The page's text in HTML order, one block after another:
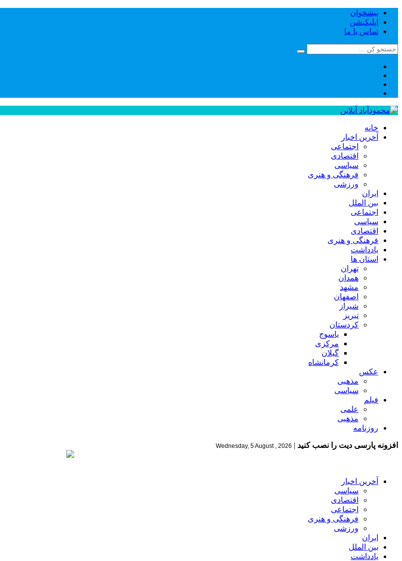
پیشخوان
اپلیکیشن
تماس با ما
خانه
آخرین اخبار
اجتماعی
اقتصادی
سیاسی
فرهنگی و هنری
ورزشی
ایران
بین الملل
اجتماعی
سیاسی
اقتصادی
فرهنگی و هنری
یادداشت
استان ها
تهران
همدان
مشهد
اصفهان
شیراز
تبریز
کردستان
یاسوج
مرکزی
گیلان
کرمانشاه
عکس
مذهبی
سیاسی
فیلم
علمی
مذهبی
روزنامه
افزونه پارسی دیت را نصب کنید |
Wednesday, 5 August , 2026
آخرین اخبار
سیاسی
اقتصادی
اجتماعی
فرهنگی و هنری
ورزشی
ایران
بین الملل
یادداشت